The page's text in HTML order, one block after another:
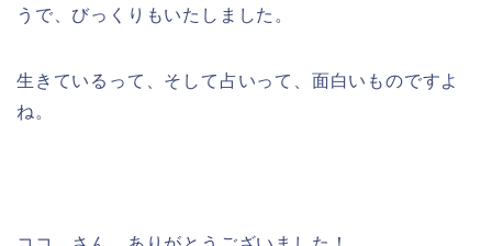
うで、びっくりもいたしました。
生きているって、そして占いって、面白いものですよ
ね。